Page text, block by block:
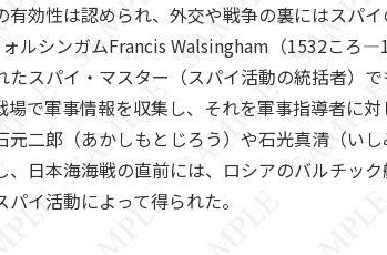
効性は認められ、外交や戦争の裏にはスパ
ルシンガムFrancis Walsingham（1532ころ
スパイ・マスター（スパイ活動の統括者）
で軍事情報を収集し、それを軍事指導者に
二郎（あかしもとじろう）や石光真清（い
日本海海戦の直前には、ロシアのバルチッ
イ活動によって得られた。